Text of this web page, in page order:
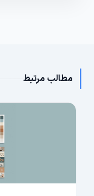
مطالب مرتبط